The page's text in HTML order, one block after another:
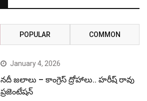
POPULAR COMMON
January 4, 2026
నదీ జలాలు – కాంగ్రెస్ ద్రోహాలు.. హరీష్ రావు
ప్రజెంటేషన్